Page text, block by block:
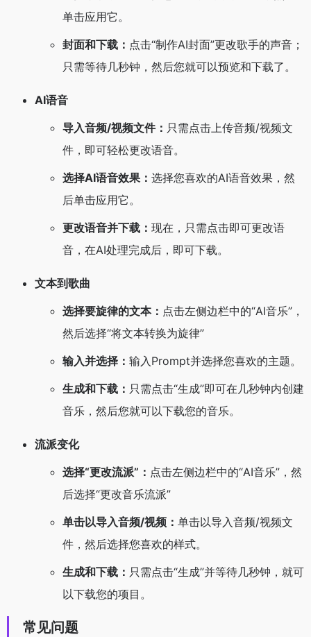
单击应用它。
封面和下载： 点击“制作AI封面”更改歌手的声音；
只需等待几秒钟，然后您就可以预览和下载了。
AI语音
导入音频/视频文件： 只需点击上传音频/视频文
件，即可轻松更改语音。
选择AI语音效果： 选择您喜欢的AI语音效果，然
后单击应用它。
更改语音并下载： 现在，只需点击即可更改语
音，在AI处理完成后，即可下载。
文本到歌曲
选择要旋律的文本： 点击左侧边栏中的“AI音乐”，
然后选择“将文本转换为旋律”
输入并选择： 输入Prompt并选择您喜欢的主题。
生成和下载： 只需点击“生成”即可在几秒钟内创建
音乐，然后您就可以下载您的音乐。
流派变化
选择“更改流派”： 点击左侧边栏中的“AI音乐”，然
后选择“更改音乐流派”
单击以导入音频/视频： 单击以导入音频/视频文
件，然后选择您喜欢的样式。
生成和下载： 只需点击“生成”并等待几秒钟，就可
以下载您的项目。
常见问题